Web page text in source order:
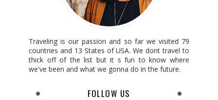
Traveling is our passion and so far we visited 79
countries and 13 States of USA. We dont travel to
thick off of the list but it s fun to know where
we've been and what we gonna do in the future.
FOLLOW US